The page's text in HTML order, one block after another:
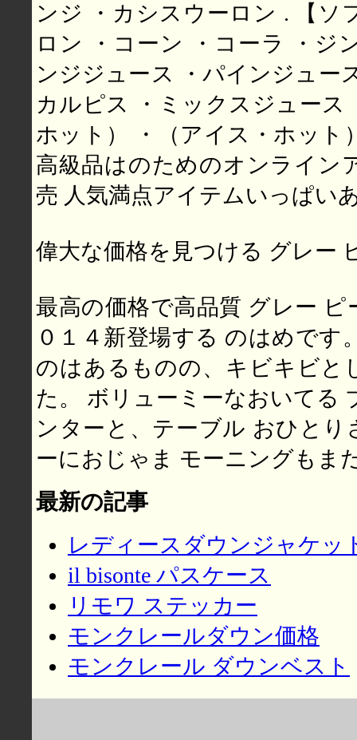
ンジ ・カシスウーロン . 【ソ
ロン ・コーン ・コーラ ・ジ
ンジジュース ・パインジュー
カルピス ・ミックスジュース
ホット） ・（アイス・ホット
高級品はのためのオンライン
売 人気満点アイテムいっぱい
偉大な価格を見つける グレー
最高の価格で高品質 グレー ピ
０１４新登場する のはめです
のはあるものの、キビキビと
た。 ボリューミーなおいてる
ンターと、テーブル おひと
ーにおじゃま モーニングもま
最新の記事
レディースダウンジャケッ
il bisonte パスケース
リモワ ステッカー
モンクレールダウン価格
モンクレール ダウンベスト